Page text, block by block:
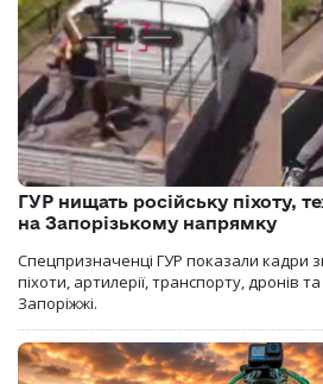
ГУР нищать російську піхоту,
на Запорізькому напрямку
Спецпризначенці ГУР показали кадри
піхоти, артилерії, транспорту, дронів та
Запоріжжі.